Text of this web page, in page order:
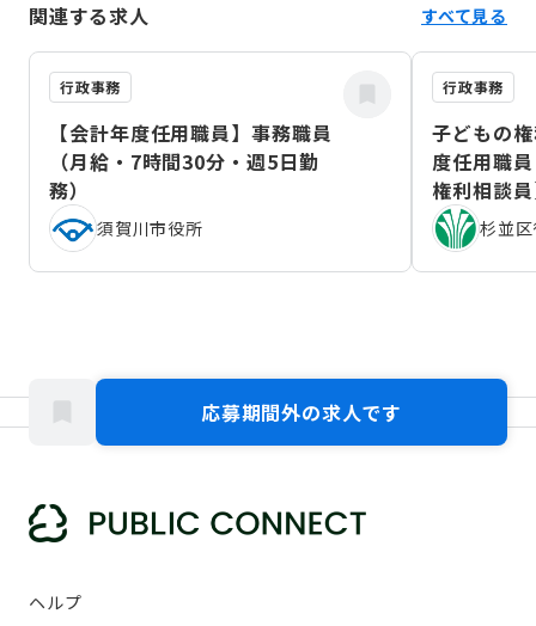
関連する求人 すべて見る
行政事務
【会計年度任用職員】事務職員
（月給・7時間30分・週5日勤
務）
須賀川市役所
行政事務
子どもの
度任用職
権利相談
（2026年
杉並
応募期間外の求人です
ヘルプ